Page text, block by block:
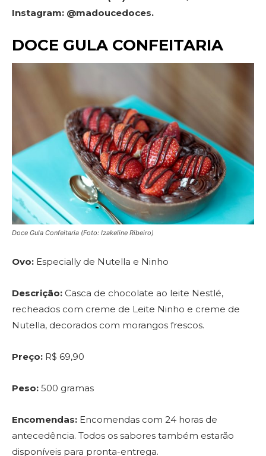
Instagram: @madoucedoces.
DOCE GULA CONFEITARIA
Doce Gula Confeitaria (Foto: Izakeline Ribeiro)
Ovo: Especially de Nutella e Ninho
Descrição: Casca de chocolate ao leite Nestlé,
recheados com creme de Leite Ninho e creme de
Nutella, decorados com morangos frescos.
Preço: R$ 69,90
Peso: 500 gramas
Encomendas: Encomendas com 24 horas de
antecedência. Todos os sabores também estarão
disponíveis para pronta-entrega.